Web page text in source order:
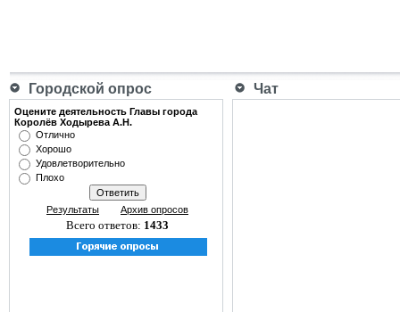
Городской опрос Чат
Оцените деятельность Главы города
Королёв Ходырева А.Н.
Отлично
Хорошо
Удовлетворительно
Плохо
Результаты Архив опросов
Всего ответов: 1433